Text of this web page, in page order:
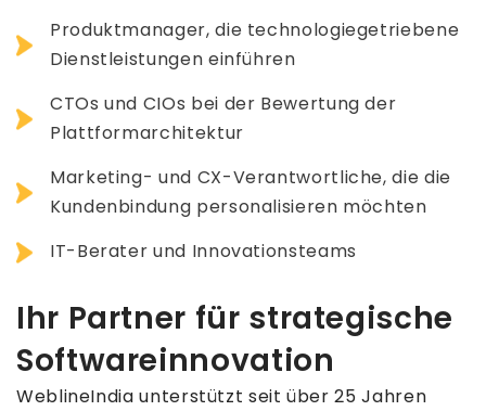
Produktmanager, die technologiegetriebene
Dienstleistungen einführen
CTOs und CIOs bei der Bewertung der
Plattformarchitektur
Marketing- und CX-Verantwortliche, die die
Kundenbindung personalisieren möchten
IT-Berater und Innovationsteams
Ihr Partner für strategische
Softwareinnovation
WeblineIndia unterstützt seit über 25 Jahren